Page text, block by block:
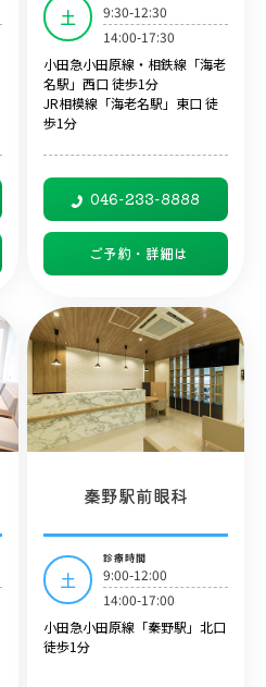
土
9:30-12:30
14:00-17:30
小田急小田原線・相鉄線「海老
名駅」西口 徒歩1分
JR相模線「海老名駅」東口 徒
歩1分
046-233-8888
ご予約・詳細は
秦野駅前眼科
土
診療時間
9:00-12:00
14:00-17:00
小田急小田原線「秦野駅」北口
徒歩1分